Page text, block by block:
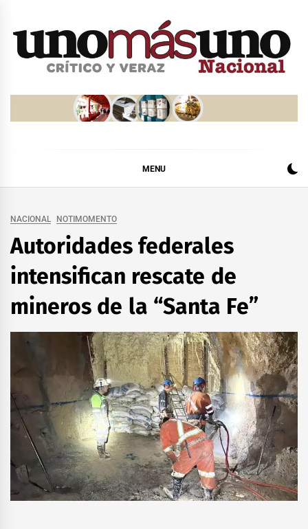
MENU
NACIONAL NOTIMOMENTO
Autoridades federales
intensifican rescate de
mineros de la “Santa Fe”